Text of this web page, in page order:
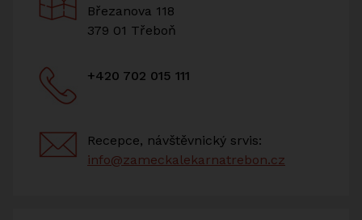
Březanova 118
379 01 Třeboň
+420 702 015 111
Recepce, návštěvnický srvis:
info@zameckalekarnatrebon.cz